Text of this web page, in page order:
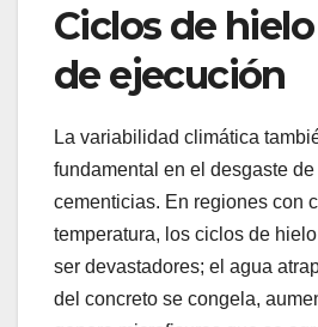
Ciclos de
de ejecución
La variabilidad climática
fundamental en el desgaste
cementicias. En regiones con
temperatura, los ciclos de
ser devastadores; el agua
del concreto se congela,